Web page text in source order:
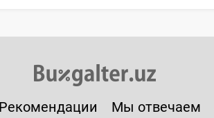
Рекомендации Мы отвечаем